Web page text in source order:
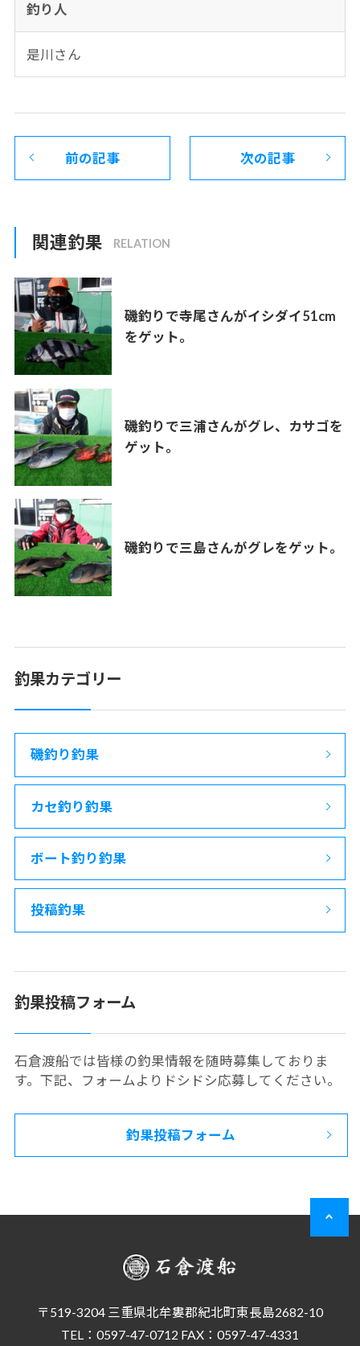
釣り人
是川さん
前の記事 次の記事
関連釣果
磯釣りで寺尾さんがイシダイ51cm
をゲット。
磯釣りで三浦さんがグレ、カサゴを
ゲット。
磯釣りで三島さんがグレをゲット。
釣果カテゴリー
磯釣り釣果
カセ釣り釣果
ボート釣り釣果
投稿釣果
釣果投稿フォーム
石倉渡船では皆様の釣果情報を随時募集しておりま
す。下記、フォームよりドシドシ応募してください。
釣果投稿フォーム
〒519-3204 三重県北牟婁郡紀北町東長島2682-10
TEL：0597-47-0712 FAX：0597-47-4331